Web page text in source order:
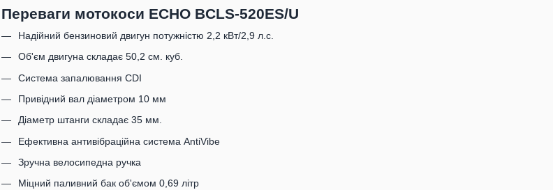
Переваги мотокоси ECHO BCLS-520ES/U
Надійний бензиновий двигун потужністю 2,2 кВт/2,9 л.с.
Об'єм двигуна складає 50,2 см. куб.
Система запалювання CDI
Привідний вал діаметром 10 мм
Діаметр штанги складає 35 мм.
Ефективна антивібраційна система AntiVibe
Зручна велосипедна ручка
Міцний паливний бак об'ємом 0,69 літр